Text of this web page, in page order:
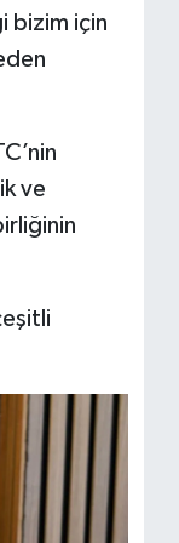
bizim için
ve